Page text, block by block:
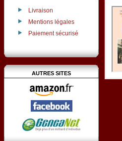
Livraison
Mentions légales
Paiement sécurisé
AUTRES SITES